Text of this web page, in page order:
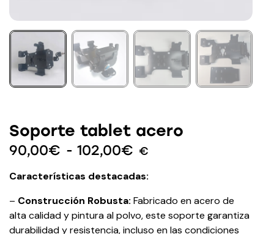
Soporte tablet acero
90,00€ - 102,00€ €
Características destacadas:
– Construcción Robusta: Fabricado en acero de
alta calidad y pintura al polvo, este soporte garantiza
durabilidad y resistencia, incluso en las condiciones